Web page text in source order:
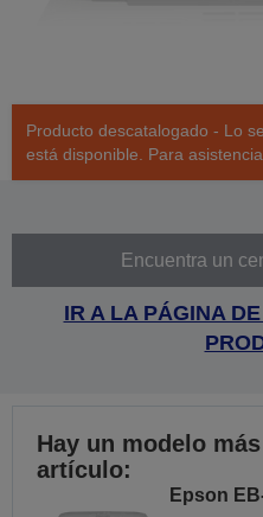
Producto descatalogado - Lo
está disponible. Para
Encuentra un
IR A LA PÁGINA
Hay un modelo
artículo:
Epson